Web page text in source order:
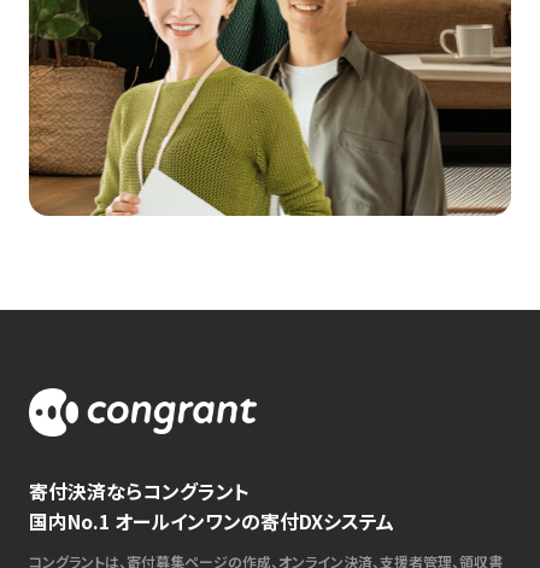
寄付決済ならコングラント
国内No.1 オールインワンの寄付DXシステム
コングラントは、寄付募集ページの作成、オンライン決済、支援者管理、領収書